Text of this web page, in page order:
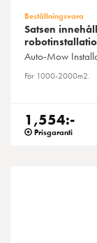
Beställningsvara
Satsen
Auto-Mow
För 1000-2000m2.
1,554:-
Prisgaranti